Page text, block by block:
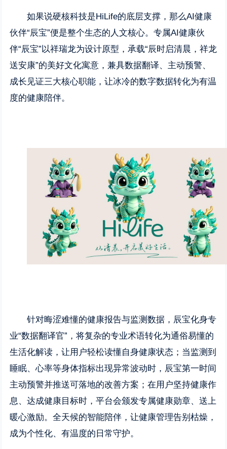
如果说硬核科技是HiLife的底层支撑，那么AI健康
伙伴“辰宝”便是整个生态的人文核心。专属AI健康伙
伴“辰宝”以祥瑞龙为设计原型，承载“辰时启清晨，祥龙
送安康”的美好文化寓意，兼具数据翻译、主动预警、
成长见证三大核心职能，让冰冷的数字数据转化为有温
度的健康陪伴。
针对晦涩难懂的健康报告与监测数据，辰宝化身专
业“数据翻译官”，将复杂的专业术语转化为通俗易懂的
生活化解读，让用户轻松读懂自身健康状态；当监测到
睡眠、心率等身体指标出现异常波动时，辰宝第一时间
主动预警并推送可落地的改善方案；在用户坚持健康作
息、达成健康目标时，平台会颁发专属健康勋章、送上
暖心激励。全天候的智能陪伴，让健康管理告别枯燥，
成为个性化、有温度的日常守护。